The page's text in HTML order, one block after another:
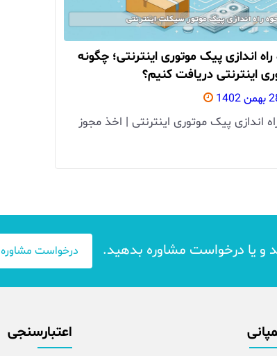
اندازی پیک موتوری اینترنتی؛ چگونه
اینترنتی دریافت کنیم؟
1402
اندازی پیک موتوری اینترنتی | اخذ مجوز
و یا درخواست مشاوره بدهید. درخواست مشاوره
اعتبارسنجی